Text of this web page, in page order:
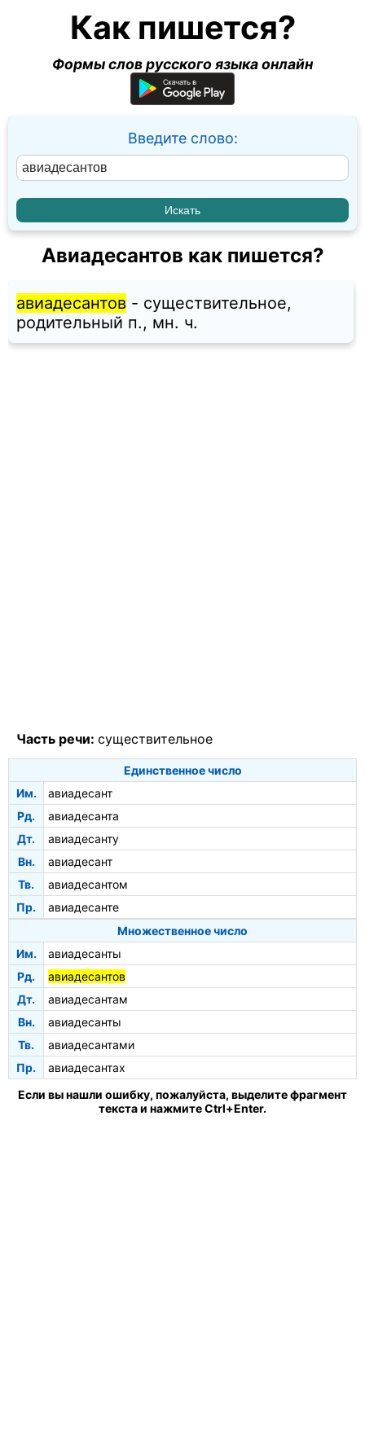
Как пишется?
Формы слов русского языка онлайн
Введите слово:
Авиадесантов как пишется?
авиадесантов - существительное,
родительный п., мн. ч.
Часть речи: существительное
Единственное число
Им.
авиадесант
Рд.
авиадесанта
Дт.
авиадесанту
Вн.
авиадесант
Тв.
авиадесантом
Пр.
авиадесанте
Множественное число
Им.
авиадесанты
Рд.
авиадесантов
Дт.
авиадесантам
Вн.
авиадесанты
Тв.
авиадесантами
Пр.
авиадесантах
Если вы нашли ошибку, пожалуйста, выделите фрагмент
текста и нажмите Ctrl+Enter.